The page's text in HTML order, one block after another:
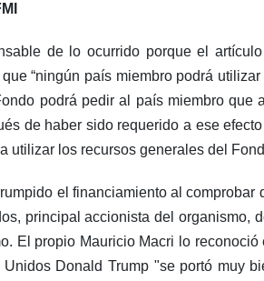
de lo ocurrido porque el
“ningún país miembro podrá
podrá pedir al país miembro
de haber sido requerido a ese
utilizar los recursos generales del
el financiamiento al
principal accionista del
El propio Mauricio Macri lo
Donald Trump "se portó muy